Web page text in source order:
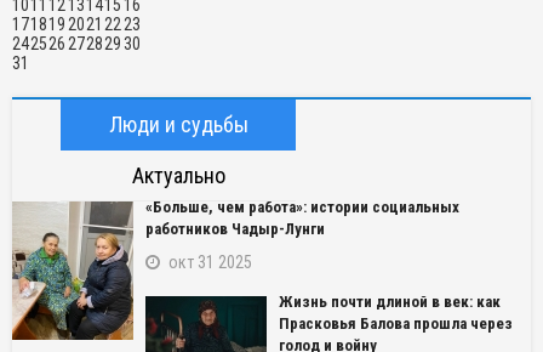
1011 1213141516
1718192021 2223
24252627282930
31
Люди и судьбы
Актуально
«Больше, чем работа»: истории социальных
работников Чадыр-Лунги
окт 31 2025
Жизнь почти длиной в век: как
Прасковья Балова прошла через
голод и войну